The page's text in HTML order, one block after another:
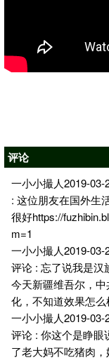
评论
一小小撮人2019-03-
: 这位朋友在国外生
很好https://
m=1
一小小撮人2019-03-
评论 : 忘了说我是汉
今天新疆维吾尔，
化，不知道效果怎么
一小小撮人2019-03-
评论 : 你这个是睁眼
了老大妈不吃猪肉